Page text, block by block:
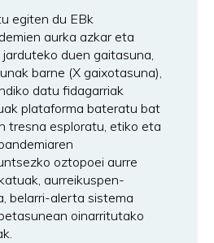
egiten du EBk
aurka azkar eta
duen gaitasuna,
barne (X gaixotasuna),
datu fidagarriak
plataforma bateratu bat
tresna esploratu, etiko eta
oztopoei aurre
aurreikuspen-
belarri-alerta sistema
oinarritutako